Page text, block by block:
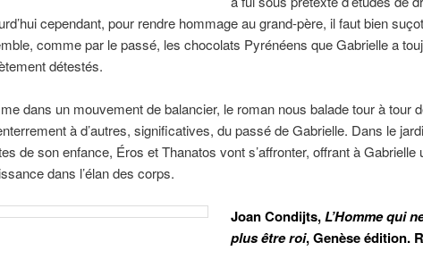
cependant, pour rendre hommage au grand-père, il faut bien
comme par le passé, les chocolats Pyrénéens que Gabrielle a
détestés.
dans un mouvement de balancier, le roman nous balade tour à tour
à d’autres, significatives, du passé de Gabrielle. Dans le
de son enfance, Éros et Thanatos vont s’affronter, offrant à Gabrielle
dans l’élan des corps.
Joan Condijts,L’Homme qui
plus être roi, Genèse édition.